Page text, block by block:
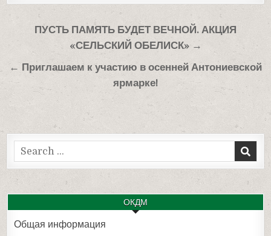
2 место
3 место
2 место
3 место
2 место
3 место
2 место
3 место
ГРАН-ПРИ
1 место
Навигация
записям
ПУСТЬ ПАМЯТЬ БУДЕТ ВЕЧНОЙ. АКЦИЯ
«СЕЛЬСКИЙ ОБЕЛИСК» →
← Приглашаем к участию в осенней Антониевской
ярмарке!
Search
for:
ОКДМ
Общая информация